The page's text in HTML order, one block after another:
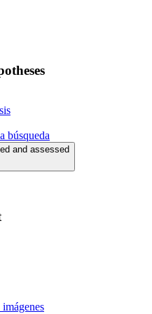
búsqueda
and assessed